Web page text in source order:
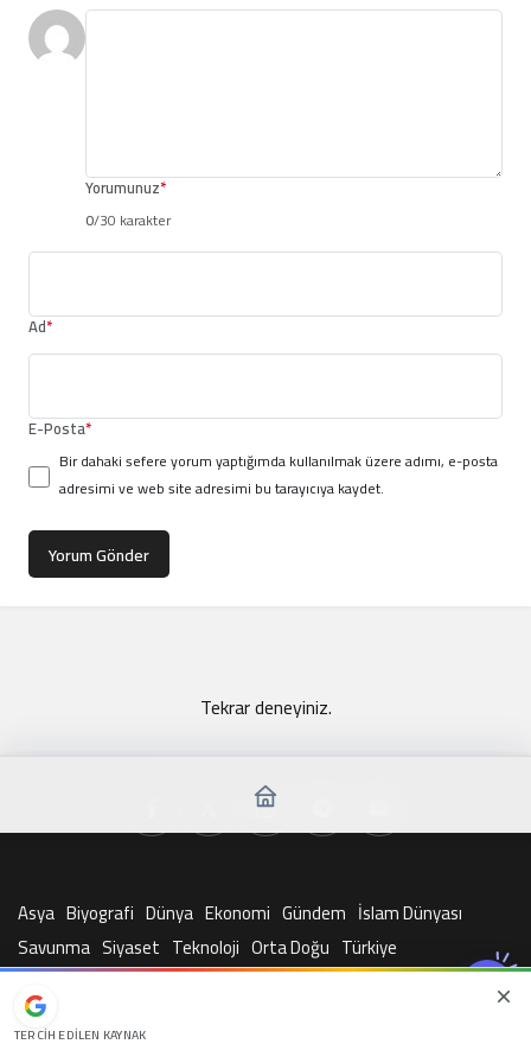
Yorumunuz*
0/30 karakter
Ad*
E-Posta*
Bir dahaki sefere yorum yaptığımda kullanılmak üzere adımı, e-posta
adresimi ve web site adresimi bu tarayıcıya kaydet.
Yorum Gönder
Tekrar deneyiniz.
Asya Biyografi Dünya Ekonomi Gündem İslam Dünyası
Savunma Siyaset Teknoloji Orta Doğu Türkiye
© Telif Hakkı 2026, Tüm Hakları Saklıdır
TERCIH EDILEN KAYNAK